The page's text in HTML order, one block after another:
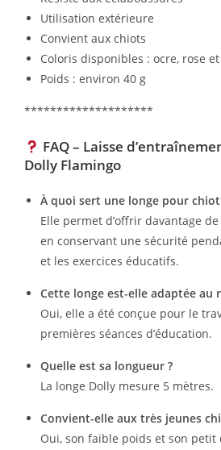
Utilisation extérieure
Convient aux chiots
Coloris disponibles : ocre, rose
Poids : environ 40 g
********************
FAQ – Laisse
Dolly Flamingo
À quoi sert une longe pour chiot
Elle permet d’offrir davantage
en conservant une sécurité
et les exercices éducatifs.
Cette longe est-elle adaptée au
Oui, elle a été conçue pour le
premières séances d’éducation.
Quelle est sa longueur ?
La longe Dolly mesure 5 mètres.
Convient-elle aux très jeunes
Oui, son faible poids et son